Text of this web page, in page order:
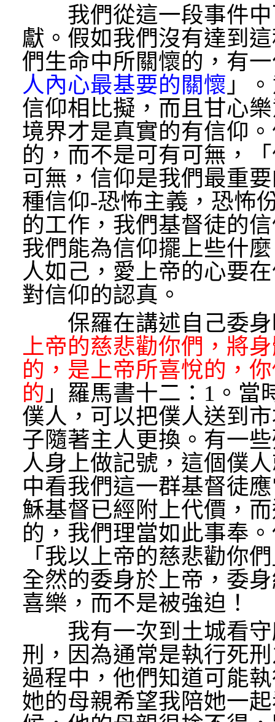
我們從這一段事件中
獻。假如我們沒有達到
們生命中所關懷的，有
人內心最基要的關懷 」
信仰相比擬，而且甘心
境界才是真實的有信仰
的，而不是可有可無，
可無，信仰是我們最重
種信仰-恐怖主義，恐怖
的工作，我們基督徒的
我們能為信仰擺上些什
人如己，愛上帝的心要
對信仰的認真。
保羅在講述自己委身
上帝的慈悲勸你們，將
的，是上帝所喜悅的，
的 」羅馬書十二：1。當
僕人，可以把僕人送到
子隨著主人更換。有一
人身上做記號，這個僕
中看我們這一群基督徒
穌基督已經附上代價，
的，我們理當如此事奉
「我以上帝的慈悲勸你
全然的委身於上帝，委
喜樂，而不是被強迫！
我有一次到土城看守
刑，因為通常是執行死
過程中，他們知道可能
她的母親希望我陪她一